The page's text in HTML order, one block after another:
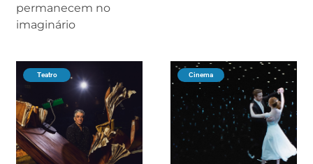
permanecem no
imaginário
Teatro Cinema